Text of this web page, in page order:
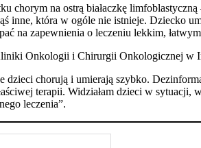
chorym na ostrą białaczkę
inne, która w ogóle nie istnieje. Dziecko
na zapewnienia o leczeniu lekkim,
Onkologii i Chirurgii Onkologicznej w
dzieci chorują i umierają szybko.
terapii. Widziałam dzieci w
leczenia”.